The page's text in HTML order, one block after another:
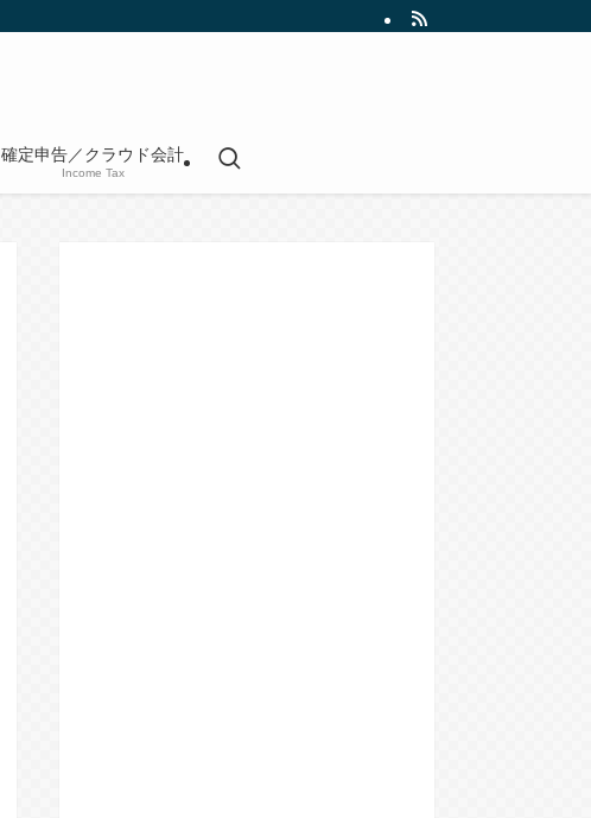
確定申告／クラウド会計
Income Tax